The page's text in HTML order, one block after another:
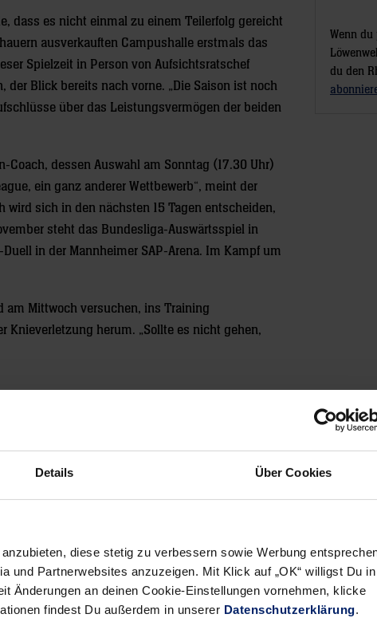
Details Über Cookies
diese stetig zu verbessern sowie Werbung
und Partnerwebsites anzuzeigen. Mit Klick auf „OK“ willigst Du in
Änderungen an deinen Cookie-Einstellungen vornehmen, klicke
findest Du außerdem in unserer Datenschutzerklärung.
dass es nicht einmal zu einem Teilerfolg gereicht
ausverkauften Campushalle erstmals das
Spielzeit in Person von Aufsichtsratschef
Blick bereits nach vorne. „Die Saison ist noch
über das Leistungsvermögen der beiden
Coach, dessen Auswahl am Sonntag (17.30 Uhr)
ein ganz anderer Wettbewerb“, meint der
sich in den nächsten 15 Tagen entscheiden,
steht das Bundesliga-Auswärtsspiel in
in der Mannheimer SAP-Arena. Im Kampf um
am Mittwoch versuchen, ins Training
Knieverletzung herum. „Sollte es nicht gehen,
Wenn
du den
Alle News anzeigen
Entscheidung
Wer